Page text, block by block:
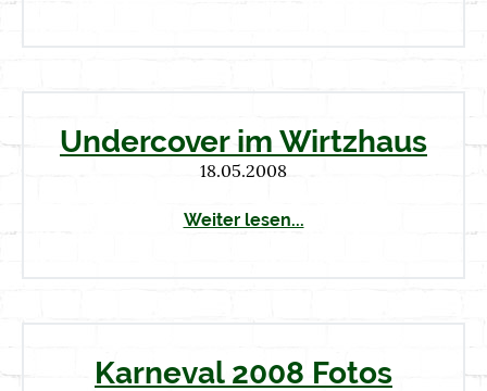
Undercover im Wirtzhaus
18.05.2008
Weiter lesen...
Karneval 2008 Fotos